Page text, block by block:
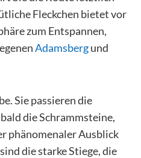
Fleckchen bietet vor
zum Entspannen,
Adamsbergund
Sie passieren die
die Schrammsteine,
phänomenaler Ausblick
die starke Stiege, die